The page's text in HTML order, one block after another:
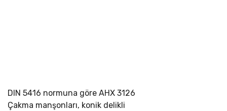
DIN 5416 normuna göre AHX 3126
Çakma manşonları, konik delikli